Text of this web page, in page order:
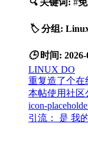
🏷️ 分组:
🕒 时间:
LINUX DO
重复造了个在
本帖使用社区
icon-
引流： 是 我